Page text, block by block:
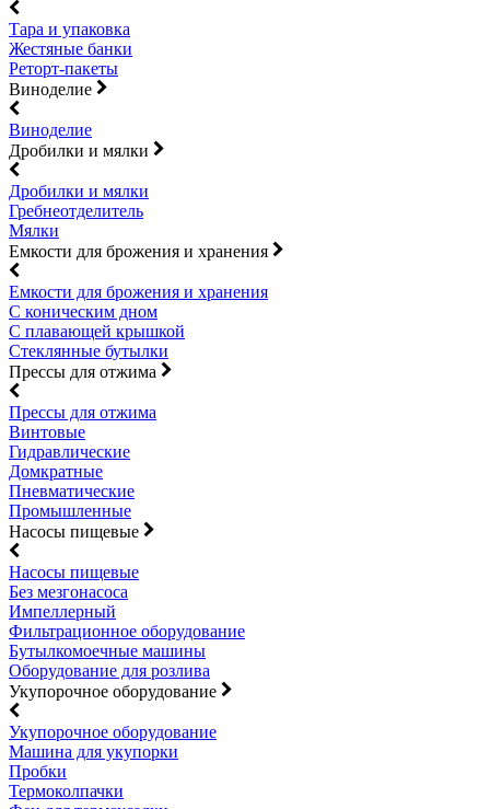
Тара и упаковка
Жестяные банки
Реторт-пакеты
Виноделие
Виноделие
Дробилки и мялки
Дробилки и мялки
Гребнеотделитель
Мялки
Емкости для брожения и хранения
Емкости для брожения и хранения
С коническим дном
С плавающей крышкой
Стеклянные бутылки
Прессы для отжима
Прессы для отжима
Винтовые
Гидравлические
Домкратные
Пневматические
Промышленные
Насосы пищевые
Насосы пищевые
Без мезгонасоса
Импеллерный
Фильтрационное оборудование
Бутылкомоечные машины
Оборудование для розлива
Укупорочное оборудование
Укупорочное оборудование
Машина для укупорки
Пробки
Термоколпачки